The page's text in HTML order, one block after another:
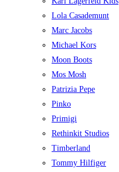
Lola Casademunt
Marc Jacobs
Michael Kors
Moon Boots
Mos Mosh
Patrizia Pepe
Pinko
Primigi
Rethinkit Studios
Timberland
Tommy Hilfiger